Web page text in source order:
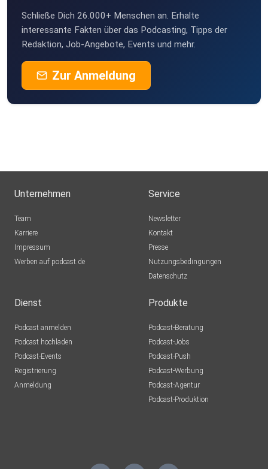
Schließe Dich 26.000+ Menschen an. Erhalte
interessante Fakten über das Podcasting, Tipps der
Redaktion, Job-Angebote, Events und mehr.
Zur Anmeldung
Unternehmen
Team
Karriere
Impressum
Werben auf podcast.de
Service
Newsletter
Kontakt
Presse
Nutzungsbedingungen
Datenschutz
Dienst
Podcast anmelden
Podcast hochladen
Podcast-Events
Registrierung
Anmeldung
Produkte
Podcast-Beratung
Podcast-Jobs
Podcast-Push
Podcast-Werbung
Podcast-Agentur
Podcast-Produktion